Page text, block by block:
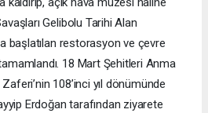
Gelibolu Tarihi Alan
başlatılan restorasyon ve çevre
18 Mart Şehitleri Anma
108’inci yıl dönümünde
Erdoğan tarafından ziyarete